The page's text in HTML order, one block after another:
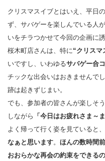
クリスマスイブとはいえ、平日
ず、サバゲーを楽しんでいる人
いをチラつかせて今回の企画に
桜木町店さんは、特に “クリスマ
いですし、いわゆるサバゲー合
チックな出会いはおきませんで
跡は起きずじまい。
でも、参加者の皆さんが楽しそう
しながら 「今日はお疲れさま～
よく帰って行く姿を見ていると、
なぁと思います。 ほんの数時間
おおらかな再会の約束をできる